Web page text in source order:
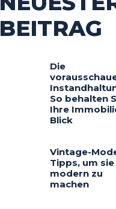
BEITRAG
Die
So behalten
Ihre
Blick
Vintage-
Tipps, um sie
modern zu
machen